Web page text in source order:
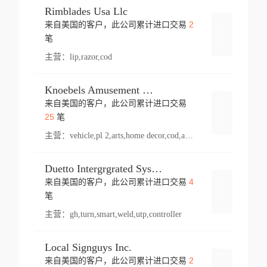
Rimblades Usa Llc
来自美国的客户，此公司累计进口交易 2
笔
主营： lip,razor,cod
Knoebels Amusement Resort
来自美国的客户，此公司累计进口交易
25笔
主营： vehicle,pl 2,arts,home decor,cod,amusement ride,sea
Duetto Intergrgrated Systems Inc.
来自美国的客户，此公司累计进口交易 4
笔
主营： gh,turn,smart,weld,utp,controller
Local Signguys Inc.
来自美国的客户，此公司累计进口交易 2